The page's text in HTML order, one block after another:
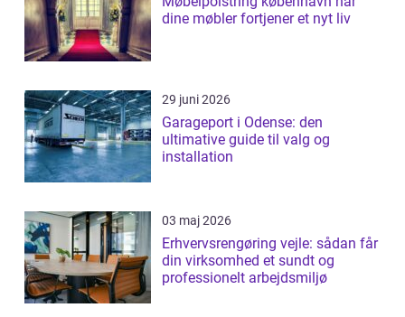
dine møbler fortjener et nyt liv
29 juni 2026
Garageport i Odense: den
ultimative guide til valg og
installation
03 maj 2026
Erhvervsrengøring vejle: sådan får
din virksomhed et sundt og
professionelt arbejdsmiljø